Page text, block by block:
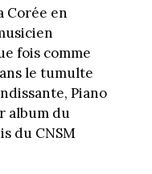
Corée en
fois comme
le tumulte
Piano
album du
du CNSM